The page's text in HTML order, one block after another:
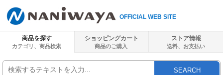
OFFICIAL WEB SITE
商品を探す
カテゴリ、商品検索
ショッピングカート
商品のご購入
ストア情報
送料、 お支払い
SEARCH